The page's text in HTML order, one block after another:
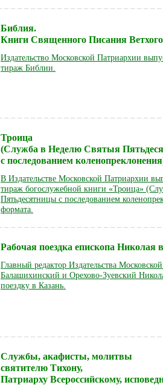
Библия.
Книги Священного Писания
Издательство Московской Патриархии
тираж Библии.
Троица
(Служба в Неделю Святыя
с последованием
В Издательстве Московской Патриархии
тираж богослужебной книги «Троица»
Пятьдесятницы с последованием
формата.
Рабочая поездка епископа Николая
Главный редактор Издательства
Балашихинский и Орехово-Зуевский
поездку в Казань.
Службы, акафисты, молитвы
святителю Тихону,
Патриарху Всероссийскому,